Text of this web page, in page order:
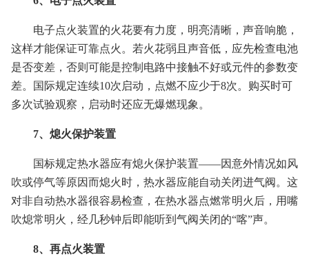
电子点火装置的火花要有力度，明亮清晰，声音响脆，
这样才能保证可靠点火。若火花弱且声音低，应先检查电池
是否变差，否则可能是控制电路中接触不好或元件的参数变
差。国际规定连续10次启动，点燃不应少于8次。购买时可
多次试验观察，启动时还应无爆燃现象。
7、熄火保护装置
国标规定热水器应有熄火保护装置——因意外情况如风
吹或停气等原因而熄火时，热水器应能自动关闭进气阀。这
对非自动热水器很容易检查，在热水器点燃常明火后，用嘴
吹熄常明火，经几秒钟后即能听到气阀关闭的“喀”声。
8、再点火装置